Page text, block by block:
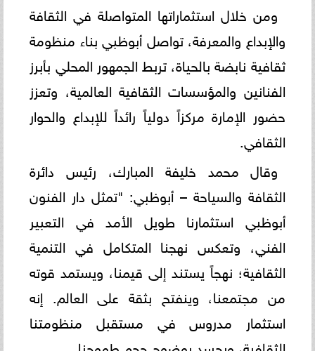
ومن خلال استثماراتها المتواصلة في الثقافة
والإبداع والمعرفة، تواصل أبوظبي بناء منظومة
ثقافية نابضة بالحياة، تربط الجمهور المحلي بأبرز
الفنانين والمؤسسات الثقافية العالمية، وتعزز
حضور الإمارة مركزاً دولياً رائداً للإبداع والحوار
الثقافي.
وقال محمد خليفة المبارك، رئيس دائرة
الثقافة والسياحة – أبوظبي: "تمثل دار الفنون
أبوظبي استثمارنا طويل الأمد في التعبير
الفني، وتعكس نهجنا المتكامل في التنمية
الثقافية؛ نهجاً يستند إلى قيمنا، ويستمد قوته
من مجتمعنا، وينفتح بثقة على العالم. إنه
استثمار مدروس في مستقبل منظومتنا
الثقافية، ويجسد بوضوح حجم طموحنا.